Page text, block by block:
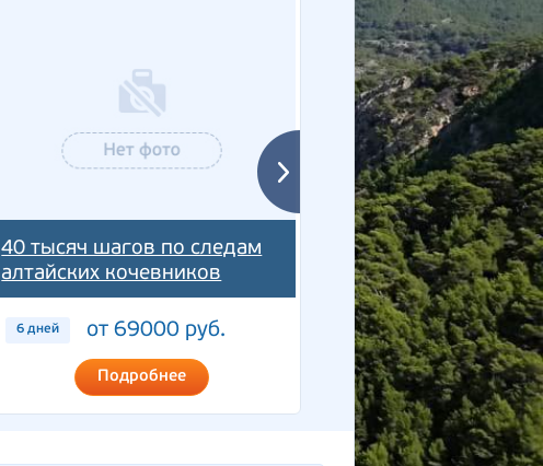
40 тысяч шагов по следам
алтайских кочевников
6 дней от 69000 руб.
Подробнее
Здравствуй, Алтай!
7 дней от 77000
Подробнее